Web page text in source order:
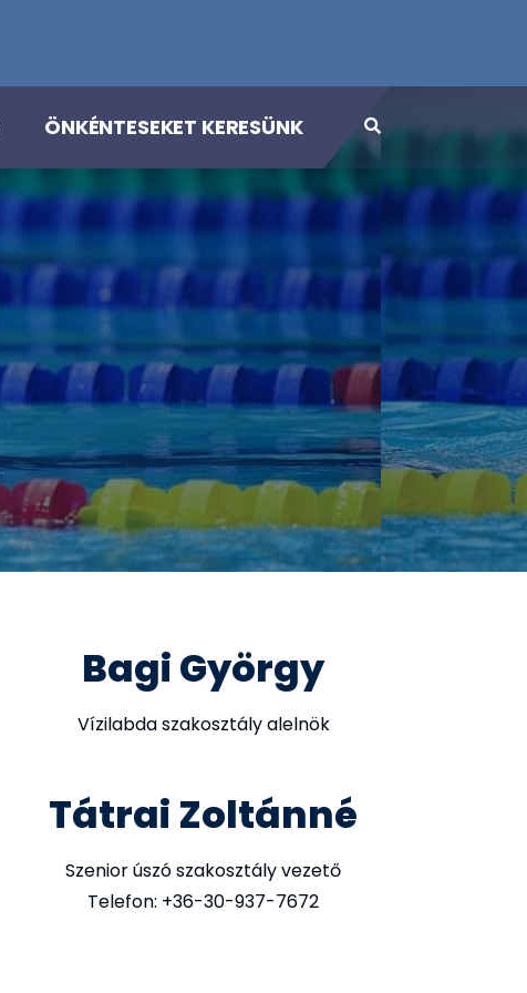
ÖNKÉNTESEKET KERESÜNK
Bagi György
Vízilabda szakosztály alelnök
Tátrai Zoltánné
Szenior úszó szakosztály vezető
Telefon: +36-30-937-7672